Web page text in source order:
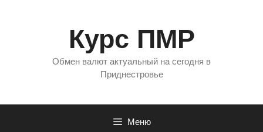
Курс ПМР
Обмен валют актуальный на сегодня в
Приднестровье
Меню